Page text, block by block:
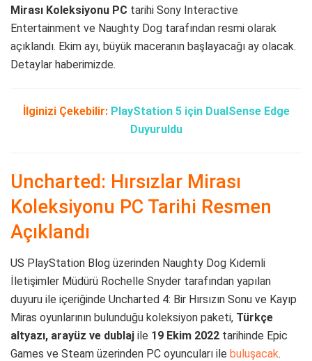
Mirası Koleksiyonu PC tarihi Sony Interactive
Entertainment ve Naughty Dog tarafından resmi olarak
açıklandı. Ekim ayı, büyük maceranın başlayacağı ay olacak.
Detaylar haberimizde.
İlginizi Çekebilir: PlayStation 5 için DualSense Edge
Duyuruldu
Uncharted: Hırsızlar Mirası
Koleksiyonu PC Tarihi Resmen
Açıklandı
US PlayStation Blog üzerinden Naughty Dog Kıdemli
İletişimler Müdürü Rochelle Snyder tarafından yapılan
duyuru ile içeriğinde Uncharted 4: Bir Hırsızın Sonu ve Kayıp
Miras oyunlarının bulunduğu koleksiyon paketi, Türkçe
altyazı, arayüz ve dublaj ile 19 Ekim 2022 tarihinde Epic
Games ve Steam üzerinden PC oyuncuları ile buluşacak.